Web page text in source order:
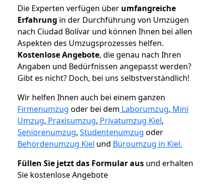
Die Experten verfügen über umfangreiche
Erfahrung in der Durchführung von Umzügen
nach Ciudad Bolívar und können Ihnen bei allen
Aspekten des Umzugsprozesses helfen.
Kostenlose Angebote, die genau nach Ihren
Angaben und Bedürfnissen angepasst werden?
Gibt es nicht? Doch, bei uns selbstverständlich!
Wir helfen Ihnen auch bei einem ganzen
Firmenumzug oder bei dem Laborumzug, Mini
Umzug, Praxisumzug, Privatumzug Kiel,
Seniorenumzug, Studentenumzug oder
Behördenumzug Kiel und Büroumzug in Kiel.
Füllen Sie jetzt das Formular aus und erhalten
Sie kostenlose Angebote